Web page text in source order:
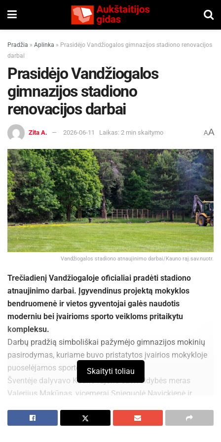
Pradžia » Aplinka » Prasidėjo Vandžiogalos gimnazijos stadiono renovacijos
darbai
Prasidėjo Vandžiogalos
gimnazijos stadiono
renovacijos darbai
Zita A. 2026-06-11 Laikas: 2 min skaitymo AA
Vandžiogalos stadiono atnaujinimo darbai/Kauno raj.sav.nuotr.
Trečiadienį Vandžiogaloje oficialiai pradėti stadiono
atnaujinimo darbai. Įgyvendinus projektą mokyklos
bendruomenė ir vietos gyventojai galės naudotis
moderniu bei įvairioms sporto veikloms pritaikytu
kompleksu.
Darbų pradžią simboliškai pažymėjo gimnazijos mokinių
pasirodymas, kuriame buvo pristatytos įvairios mokykloje
puoselėjamos sporto šakos.
Šventėje dalyvavo Kauno rajono savivaldybės meras
Valerijus Makūnas, vicemerai Snieguolė Navickienė ir
Vandžiogalos seniūnas Jurgis Bukauskas, gimnazijos
Skaityti toliau